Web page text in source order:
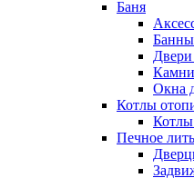
Баня
Двери
Камни
Окна
Котлы
Котлы
Печное